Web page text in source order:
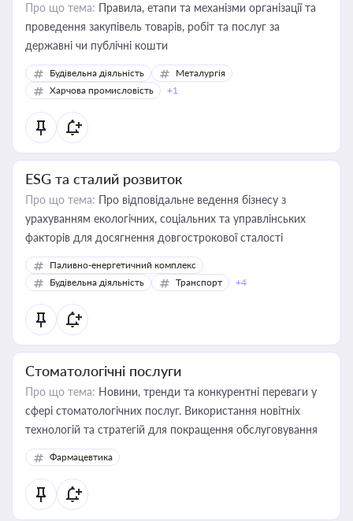
Про що тема: Правила, етапи та механізми організації та
проведення закупівель товарів, робіт та послуг за
державні чи публічні кошти
Будівельна діяльність
Металургія
Харчова промисловість
+1
ESG та сталий розвиток
Про що тема: Про відповідальне ведення бізнесу з
урахуванням екологічних, соціальних та управлінських
факторів для досягнення довгострокової сталості
Паливно-енергетичний комплекс
Будівельна діяльність
Транспорт +4
Стоматологічні послуги
Про що тема: Новини, тренди та конкурентні переваги у
сфері стоматологічних послуг. Використання новітніх
технологій та стратегій для покращення обслуговування
Фармацевтика